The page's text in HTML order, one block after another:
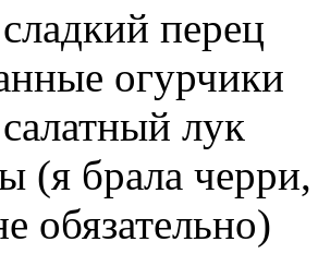
перец
огурчики
лук
(я брала черри,
обязательно)